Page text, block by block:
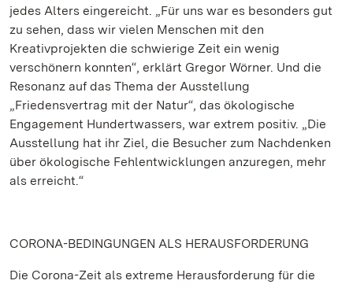
jedes Alters eingereicht. „Für uns war es besonders gut
zu sehen, dass wir vielen Menschen mit den
Kreativprojekten die schwierige Zeit ein wenig
verschönern konnten“, erklärt Gregor Wörner. Und die
Resonanz auf das Thema der Ausstellung
„Friedensvertrag mit der Natur“, das ökologische
Engagement Hundertwassers, war extrem positiv. „Die
Ausstellung hat ihr Ziel, die Besucher zum Nachdenken
über ökologische Fehlentwicklungen anzuregen, mehr
als erreicht.“
CORONA-BEDINGUNGEN ALS HERAUSFORDERUNG
Die Corona-Zeit als extreme Herausforderung für die